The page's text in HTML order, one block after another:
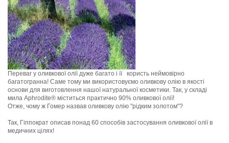
Переваг у оливкової олії дуже багато і її користь неймовірно
багатогранна! Саме тому ми використовуємо оливкову олію в якості
основи для виготовлення нашої натуральної косметики. Так, у складі
мила Aphrodite® міститься практично 90% оливкової олії!
Отже, чому ж Гомер назвав оливкову олію "рідким золотом"?
Так, Гіппократ описав понад 60 способів застосування оливкової олії в
медичних цілях!